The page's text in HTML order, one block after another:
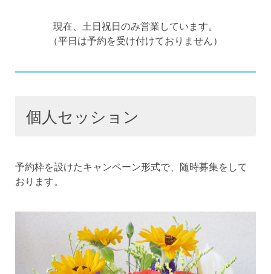
現在、土日祝日のみ営業しています。
（平日は予約を受け付けておりません）
個人セッション
予約枠を設けたキャンペーン形式で、随時募集をして
おります。